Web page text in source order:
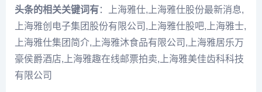
头条的相关关键词有：上海雅仕,上海雅仕股份最新消息,
上海雅创电子集团股份有限公司,上海雅仕股吧,上海雅士,
上海雅仕集团简介,上海雅沐食品有限公司,上海雅居乐万
豪侯爵酒店,上海雅趣在线邮票拍卖,上海雅美佳齿科科技
有限公司